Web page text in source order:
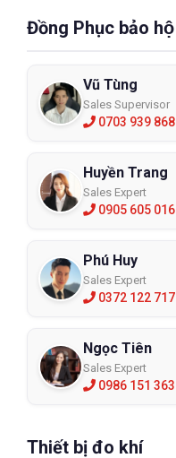
Đồng Phục bảo hộ
Vũ Tùng
Sales Supervisor
0703 939 868
Huyền Trang
Sales Expert
0905 605 016
Phú Huy
Sales Expert
0372 122 717
Ngọc Tiên
Sales Expert
0986 151 363
Thiết bị đo khí